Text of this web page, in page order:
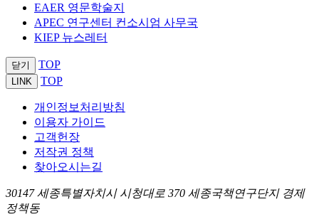
EAER 영문학술지
APEC 연구센터 컨소시엄 사무국
KIEP 뉴스레터
닫기 TOP
LINK TOP
개인정보처리방침
이용자 가이드
고객헌장
저작권 정책
찾아오시는길
30147 세종특별자치시 시청대로 370 세종국책연구단지 경제
정책동